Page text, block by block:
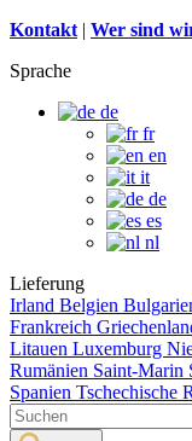
Kontakt | Wer sind
Sprache
de
fr
en
it
de
es
nl
Lieferung
Irland Belgien
Frankreich
Litauen Luxemburg
Rumänien Saint-Marin
Spanien Tschechische